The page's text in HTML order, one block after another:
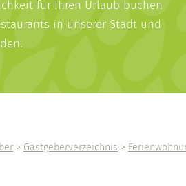
für Ihren Urlaub buchen
in unserer Stadt und
> Gastgeberverzeichnis >